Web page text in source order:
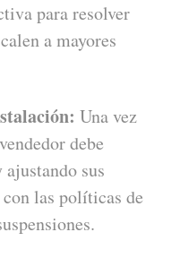
para resolver
a mayores
Una vez
debe
sus
las políticas de